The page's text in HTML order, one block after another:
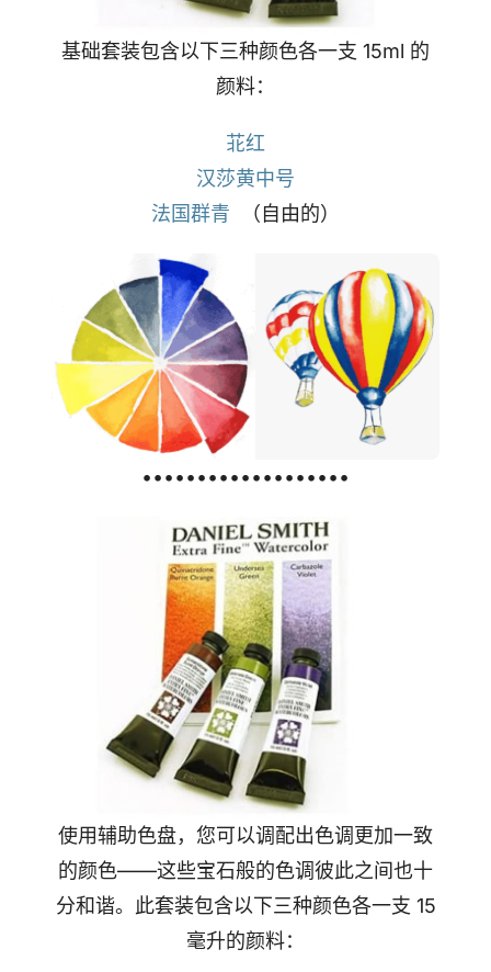
基础套装包含以下三种颜色各一支 15ml 的
颜料：
苝红
汉莎黄中号
法国群青 （自由的）
•••••••••••••••••••
使用辅助色盘，您可以调配出色调更加一致
的颜色——这些宝石般的色调彼此之间也十
分和谐。此套装包含以下三种颜色各一支 15
毫升的颜料：